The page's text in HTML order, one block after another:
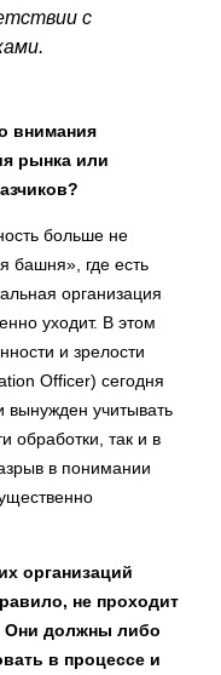
с
внимания
рынка или
больше не
башня», где есть
организация
уходит. В этом
и зрелости
Officer) сегодня
вынужден учитывать
обработки, так и в
в понимании
организаций
не проходит
Они должны либо
в процессе и